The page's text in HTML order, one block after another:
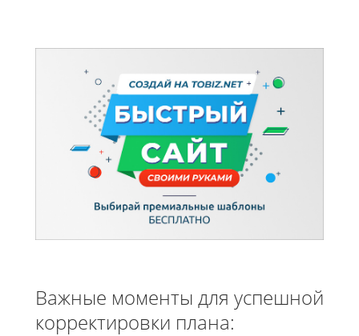
Важные моменты для успешной
корректировки плана: